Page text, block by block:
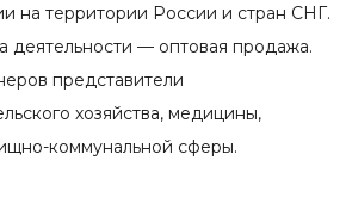
на территории России и стран СНГ.
деятельности — оптовая продажа.
представители
хозяйства, медицины,
коммунальной сферы.